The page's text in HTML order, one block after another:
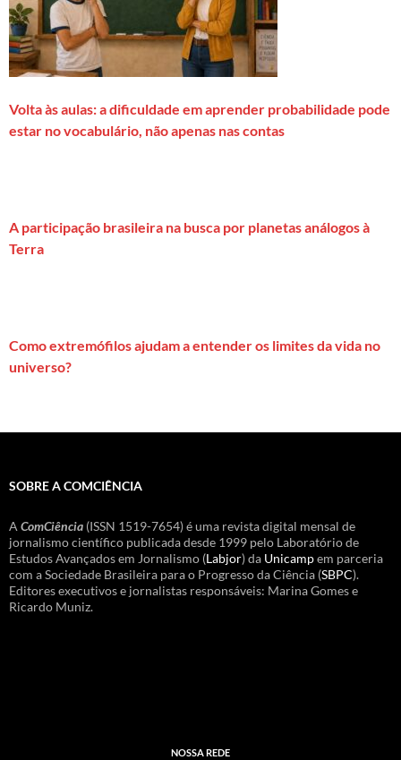
Volta às aulas: a dificuldade em aprender probabilidade pode
estar no vocabulário, não apenas nas contas
A participação brasileira na busca por planetas análogos à
Terra
Como extremófilos ajudam a entender os limites da vida no
universo?
SOBRE A COMCIÊNCIA
A ComCiência (ISSN 1519-7654) é uma revista digital mensal de
jornalismo científico publicada desde 1999 pelo Laboratório de
Estudos Avançados em Jornalismo (Labjor) da Unicampem parceria
com a Sociedade Brasileira para o Progresso da Ciência (SBPC).
Editores executivos e jornalistas responsáveis: Marina Gomes e
Ricardo Muniz.
NOSSA REDE